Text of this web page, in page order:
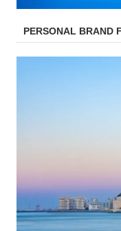
PERSONAL BRAND